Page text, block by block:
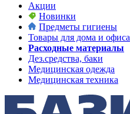
Акции
Новинки
Предметы гигиены
Товары для дома и офиса
Расходные материалы
Дез.средства, баки
Медицинская одежда
Медицинская техника